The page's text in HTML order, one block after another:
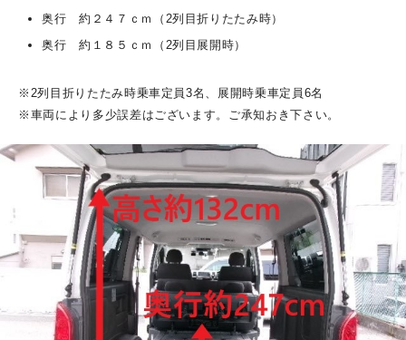
奥行 約２４７ｃｍ（2列目折りたたみ時）
奥行 約１８５ｃｍ（2列目展開時）
※2列目折りたたみ時乗車定員3名、展開時乗車定員6名
※車両により多少誤差はございます。ご承知おき下さい。